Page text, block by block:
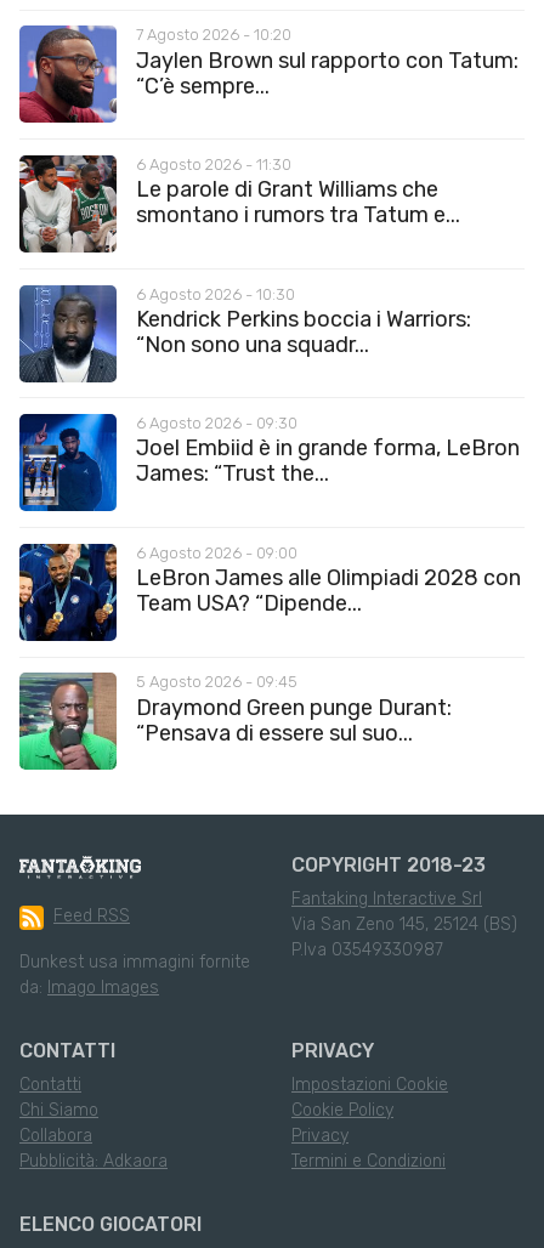
7 Agosto 2026 - 10:20
Jaylen Brown sul rapporto con Tatum:
“C’è sempre...
6 Agosto 2026 - 11:30
Le parole di Grant Williams che
smontano i rumors tra Tatum e...
6 Agosto 2026 - 10:30
Kendrick Perkins boccia i Warriors:
“Non sono una squadr...
6 Agosto 2026 - 09:30
Joel Embiid è in grande forma, LeBron
James: “Trust the...
6 Agosto 2026 - 09:00
LeBron James alle Olimpiadi 2028 con
Team USA? “Dipende...
5 Agosto 2026 - 09:45
Draymond Green punge Durant:
“Pensava di essere sul suo...
Feed RSS
Dunkest usa immagini fornite
da: Imago Images
COPYRIGHT 2018-23
Fantaking Interactive Srl
Via San Zeno 145, 25124 (BS)
P.Iva 03549330987
CONTATTI
Contatti
Chi Siamo
Collabora
Pubblicità: Adkaora
PRIVACY
Impostazioni Cookie
Cookie Policy
Privacy
Termini e Condizioni
ELENCO GIOCATORI